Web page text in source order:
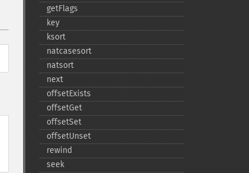
getFlags
key
ksort
natcasesort
natsort
next
offsetExists
offsetGet
offsetSet
offsetUnset
rewind
seek